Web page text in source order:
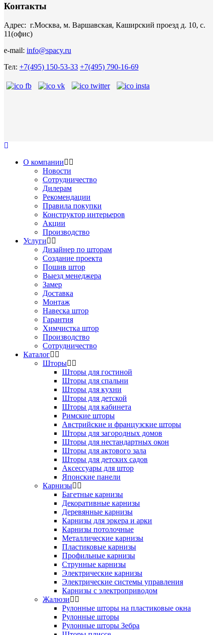
Контакты
Адрес: г.Москва, м. Варшавская, Каширский проезд д. 10, с.
11(офис)
e-mail: info@spacy.ru
Тел: +7(495) 150-53-33 +7(495) 790-16-69
О компании
Новости
Сотрудничество
Дилерам
Рекомендации
Правила покупки
Конструктор интерьеров
Акции
Производство
Услуги
Дизайнер по шторам
Создание проекта
Пошив штор
Выезд менеджера
Замер
Доставка
Монтаж
Навеска штор
Гарантия
Химчистка штор
Производство
Сотрудничество
Каталог
Шторы
Шторы для гостиной
Шторы для спальни
Шторы для кухни
Шторы для детской
Шторы для кабинета
Римские шторы
Австрийские и французские шторы
Шторы для загородных домов
Шторы для нестандартных окон
Шторы для актового зала
Шторы для детских садов
Аксессуары для штор
Японские панели
Карнизы
Багетные карнизы
Декоративные карнизы
Деревянные карнизы
Карнизы для эркера и арки
Карнизы потолочные
Металлические карнизы
Пластиковые карнизы
Профильные карнизы
Струнные карнизы
Электрические карнизы
Электрические системы управления
Карнизы с электроприводом
Жалюзи
Рулонные шторы на пластиковые окна
Рулонные шторы
Рулонные шторы Зебра